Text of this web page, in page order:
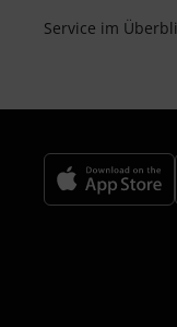
Service im